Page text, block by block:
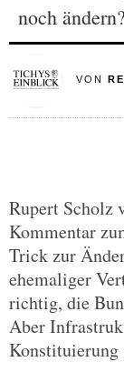
noch ändern?
VON
Rupert Scholz
Kommentar
Trick zur
ehemaliger
richtig, die
Aber